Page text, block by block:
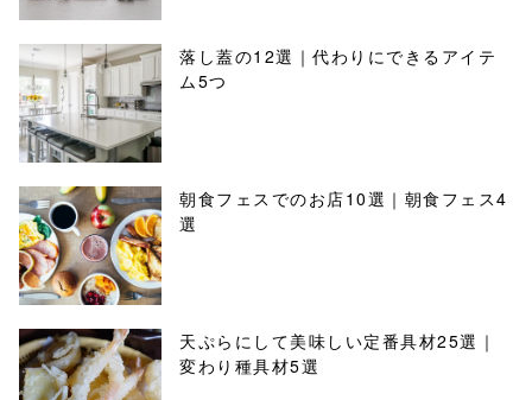
落し蓋の12選｜代わりにできるアイテ
ム5つ
朝食フェスでのお店10選｜朝食フェス4
選
天ぷらにして美味しい定番具材25選｜
変わり種具材5選